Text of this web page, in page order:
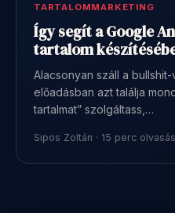
TARTALOMMARKETING
Így segít a Google
tartalom
Alacsonyan száll a
előadásban azt találja
tartalmat” szolgáltass,…
Sipos Zoltán · 15 perc olvasás